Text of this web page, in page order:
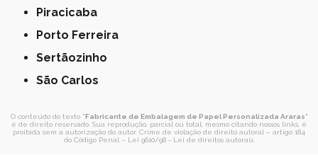
Piracicaba
Porto Ferreira
Sertãozinho
São Carlos
O conteúdo do texto "Fabricante de Embalagem de Papel Personalizada Araras"
é de direito reservado. Sua reprodução, parcial ou total, mesmo citando nossos links, é
proibida sem a autorização do autor. Crime de violação de direito autoral – artigo 184
do Código Penal – Lei 9610/98 - Lei de direitos autorais.